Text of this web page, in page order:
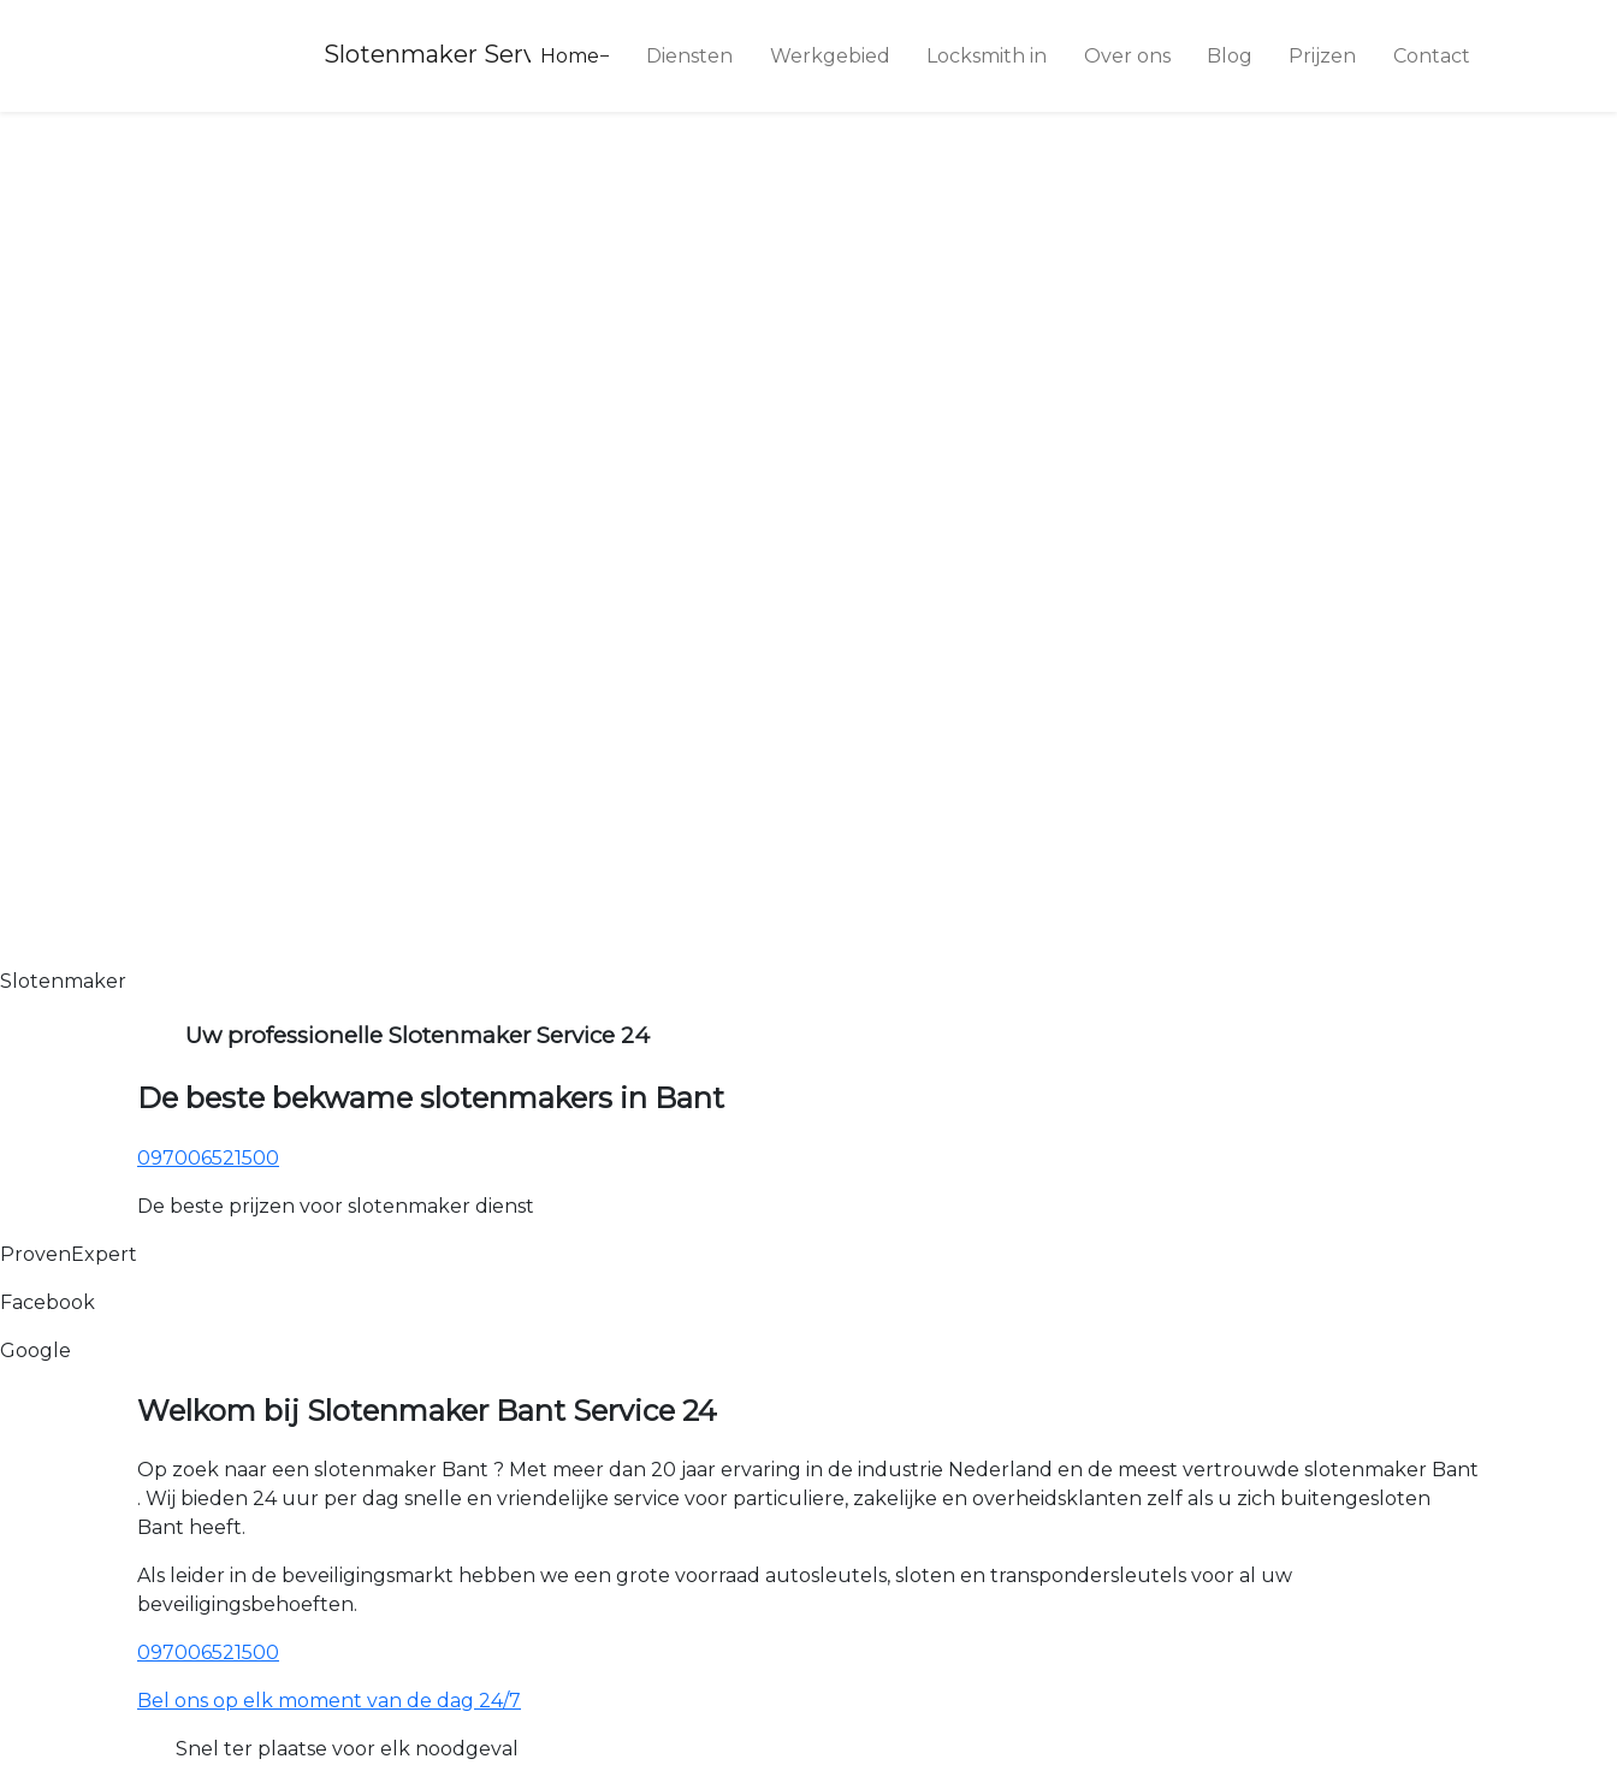
Slotenmaker Service 24
Home Diensten Werkgebied Locksmith in Over ons Blog Prijzen Contact
Slotenmaker
Uw professionelle Slotenmaker Service 24
De beste bekwame slotenmakers in Bant
097006521500
De beste prijzen voor slotenmaker dienst
ProvenExpert
Facebook
Google
Welkom bij Slotenmaker Bant Service 24
Op zoek naar een slotenmaker Bant ? Met meer dan 20 jaar ervaring in de industrie Nederland en de meest vertrouwde slotenmaker Bant
. Wij bieden 24 uur per dag snelle en vriendelijke service voor particuliere, zakelijke en overheidsklanten zelf als u zich buitengesloten
Bant heeft.
Als leider in de beveiligingsmarkt hebben we een grote voorraad autosleutels, sloten en transpondersleutels voor al uw
beveiligingsbehoeften.
097006521500
Bel ons op elk moment van de dag 24/7
Snel ter plaatse voor elk noodgeval